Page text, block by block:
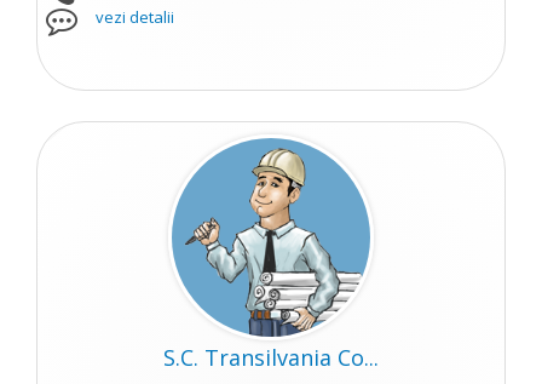
vezi detalii
S.C. Transilvania Co...